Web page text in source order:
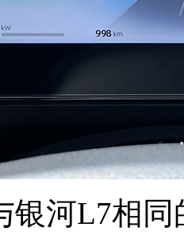
银河L7相